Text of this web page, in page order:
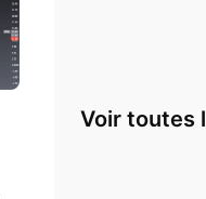
Voir toutes